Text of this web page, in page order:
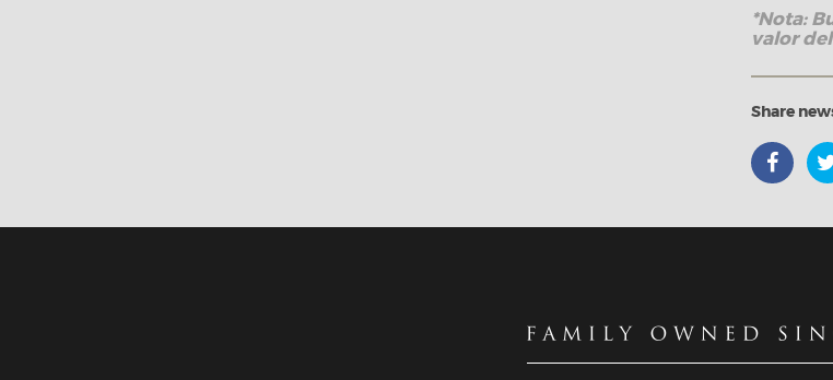
*Nota:
valor
Share